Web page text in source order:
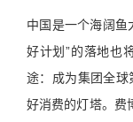
中国是一个海阔鱼
好计划”的落地也
途：成为集团全
好消费的灯塔。费